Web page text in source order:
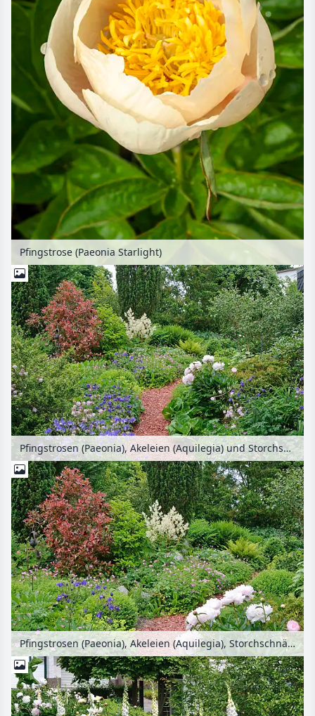
Pfingstrose (Paeonia Starlight)
Pfingstrosen (Paeonia), Akeleien (Aquilegia) und Storchschnäbel (Geranium)
Pfingstrosen (Paeonia), Akeleien (Aquilegia), Storchschnäbel (Geranium) und Alpen-Knöterich (Aconogonon alpinum syn. Polygonum alpinum)